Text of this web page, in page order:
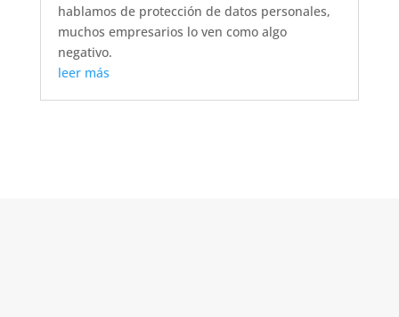
hablamos de protección de datos personales,
muchos empresarios lo ven como algo
negativo.
leer más